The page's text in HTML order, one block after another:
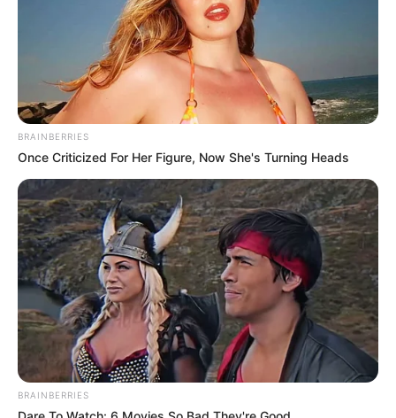
BRAINBERRIES
Once Criticized For Her Figure, Now She's Turning Heads
BRAINBERRIES